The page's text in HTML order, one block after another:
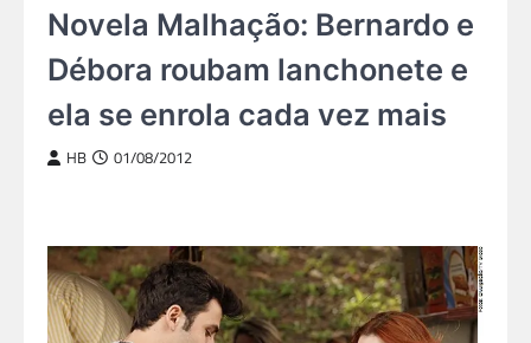
Novela Malhação: Bernardo e
Débora roubam lanchonete e
ela se enrola cada vez mais
HB 01/08/2012